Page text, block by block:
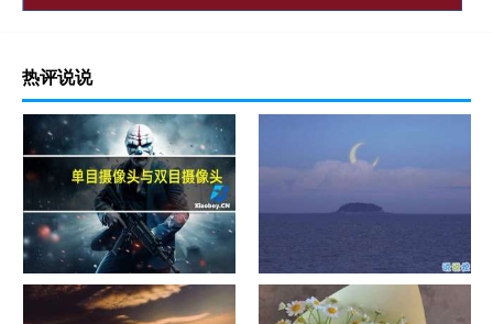
热评说说
单目摄像头与双目摄像头
晚安励志语录带图片 晚安心语
励志鸡汤